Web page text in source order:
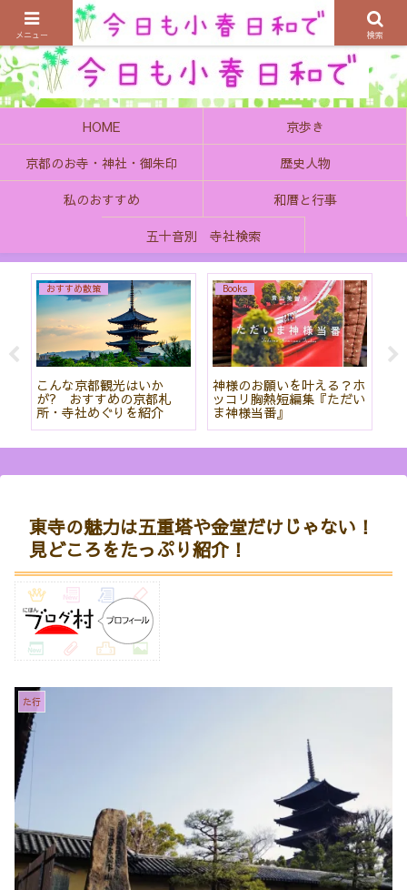
京都の町で歴史を楽しむ、そんなゆったり気分を感じてみませんか
HOME
京歩き
京都のお寺・神社・御朱印
歴史人物
私のおすすめ
和暦と行事
五十音別 寺社検索
さ行
「賀茂御祖神社（下鴨神
社）」人気の秘密は癒しの
パワー 見どころを詳しく
紹介！
ら行・わ行
貴重な仏像・彫刻を見るこ
とができる「六波羅蜜寺」
東寺の魅力は五重塔や金堂だけじゃない！
見どころをたっぷり紹介！
た行
メニュー 検索